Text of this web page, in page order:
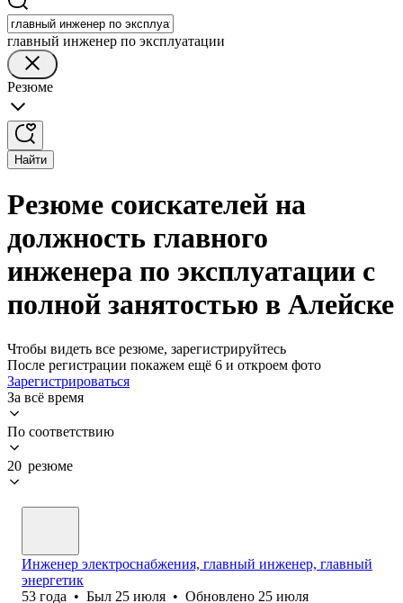
главный инженер по эксплуатации
Резюме
Найти
Резюме соискателей на
должность главного
инженера по эксплуатации с
полной занятостью в Алейске
Чтобы видеть все резюме, зарегистрируйтесь
После регистрации покажем ещё 6 и откроем фото
Зарегистрироваться
За всё время
По соответствию
20 резюме
Инженер электроснабжения, главный инженер, главный
энергетик
53 года • Был 25 июля • Обновлено 25 июля